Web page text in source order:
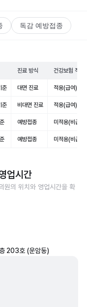
독감 예방접종
진료 방식 건강보험 적용
대면 진료 적용(급여)
비대면 진료 적용(급여)
예방접종 미적용(비급여)
예방접종 미적용(비급여)
업시간
원의 위치와 영업시간을 확
203호 (운암동)